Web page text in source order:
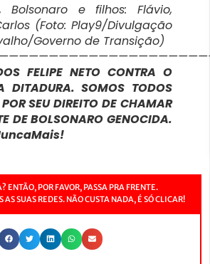
Bolsonaro e filhos: Flávio,
(Foto: Play9/Divulgação
Governo de Transição)
FELIPE NETO CONTRA O
DITADURA. SOMOS TODOS
SEU DIREITO DE CHAMAR
DE BOLSONARO GENOCIDA.
ENTÃO, POR FAVOR, PASSA PRA FRENTE.
SUAS REDES. NÃO CUSTA NADA, É SÓ CLICAR!